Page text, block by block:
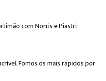
com Norris e Piastri
Fomos os mais rápidos por